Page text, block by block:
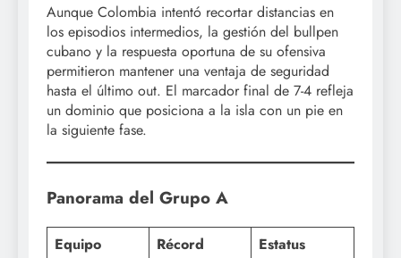
Aunque Colombia intentó recortar distancias en
los episodios intermedios, la gestión del bullpen
cubano y la respuesta oportuna de su ofensiva
permitieron mantener una ventaja de seguridad
hasta el último out. El marcador final de 7-4 refleja
un dominio que posiciona a la isla con un pie en
la siguiente fase.
Panorama del Grupo A
Equipo Récord
Estatus